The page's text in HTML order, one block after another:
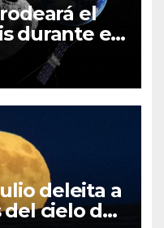
el
durante el
de la
deleita a
del cielo de